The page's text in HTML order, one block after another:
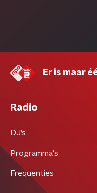
Er is maar
Radio
DJ’s
Programma's
Frequenties